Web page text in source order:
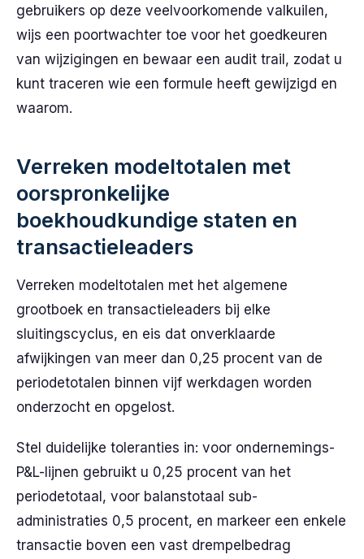
gebruikers op deze veelvoorkomende valkuilen,
wijs een poortwachter toe voor het goedkeuren
van wijzigingen en bewaar een audit trail, zodat u
kunt traceren wie een formule heeft gewijzigd en
waarom.
Verreken modeltotalen met
oorspronkelijke
boekhoudkundige staten en
transactieleaders
Verreken modeltotalen met het algemene
grootboek en transactieleaders bij elke
sluitingscyclus, en eis dat onverklaarde
afwijkingen van meer dan 0,25 procent van de
periodetotalen binnen vijf werkdagen worden
onderzocht en opgelost.
Stel duidelijke toleranties in: voor ondernemings-
P&L-lijnen gebruikt u 0,25 procent van het
periodetotaal, voor balanstotaal sub-
administraties 0,5 procent, en markeer een enkele
transactie boven een vast drempelbedrag